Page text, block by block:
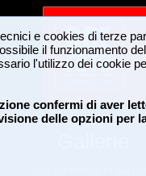
e cookies di terze
il funzionamento
l'utilizzo dei cookie
confermi di aver
delle opzioni per